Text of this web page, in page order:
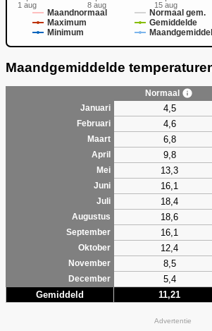
Maandnormaal
Normaal gem.
Maximum
Gemiddelde
Minimum
1 aug 8 aug 15 aug
Maandgemiddelde
Normaal
Januari
4,5
Februari 4,6
Maart 6,8
April 9,8
Mei 13,3
Juni 16,1
Juli 18,4
Augustus 18,6
September
16,1
Oktober
12,4
November
8,5
December
5,4
Gemiddeld 11,21
Advertentie